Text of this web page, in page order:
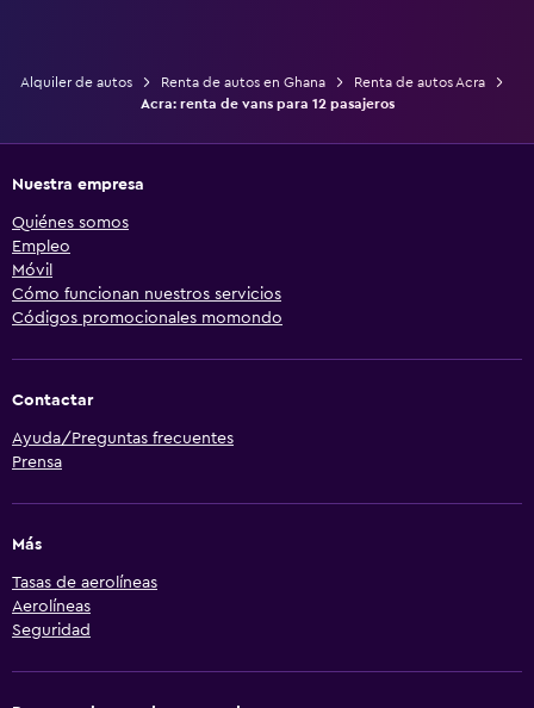
Alquiler de autos Renta de autos en Ghana
Renta de autos Acra
Acra: renta de vans para 12 pasajeros
Nuestra empresa
Quiénes somos
Empleo
Móvil
Cómo funcionan nuestros servicios
Códigos promocionales momondo
Contactar
Ayuda/Preguntas frecuentes
Prensa
Más
Tasas de aerolíneas
Aerolíneas
Seguridad